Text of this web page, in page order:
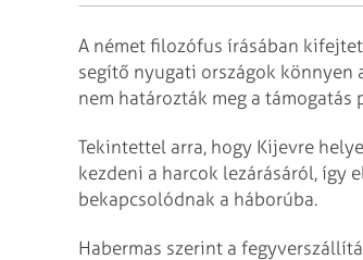
A német filozófus írásában
segítő nyugati országok könnyen
nem határozták meg a támogatás
Tekintettel arra, hogy Kijevre
kezdeni a harcok lezárásáról, így
bekapcsolódnak a háborúba.
Habermas szerint a